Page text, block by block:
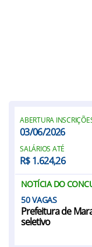
ABERTURA
03/06/2026
SALÁRIOS ATÉ
R$ 1.624,26
NOTÍCIA DO
50
Prefeitura de
seletivo